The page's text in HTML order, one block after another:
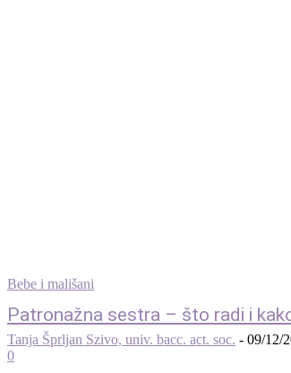
Bebe i mališani
Patronažna sestra – što radi i
Tanja Šprljan Szivo, univ. bacc. act. soc. - 09/12/
0